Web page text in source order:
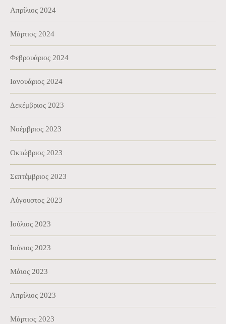
Απρίλιος 2024
Μάρτιος 2024
Φεβρουάριος 2024
Ιανουάριος 2024
Δεκέμβριος 2023
Νοέμβριος 2023
Οκτώβριος 2023
Σεπτέμβριος 2023
Αύγουστος 2023
Ιούλιος 2023
Ιούνιος 2023
Μάιος 2023
Απρίλιος 2023
Μάρτιος 2023